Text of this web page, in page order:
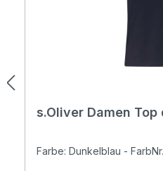
s.Oliver Damen
Farbe: Dunkelblau -